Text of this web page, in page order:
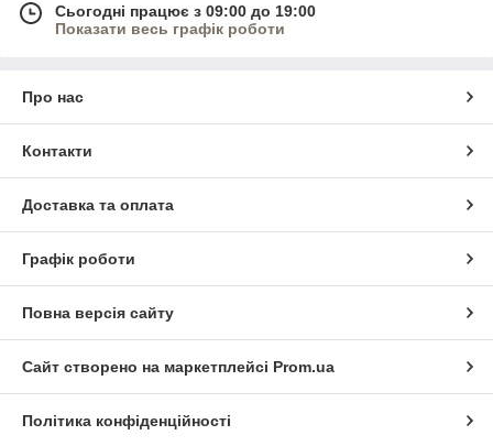
Сьогодні працює з 09:00 до 19:00
Показати весь графік роботи
Про нас
Контакти
Доставка та оплата
Графік роботи
Повна версія сайту
Сайт створено на маркетплейсі Prom.ua
Політика конфіденційності